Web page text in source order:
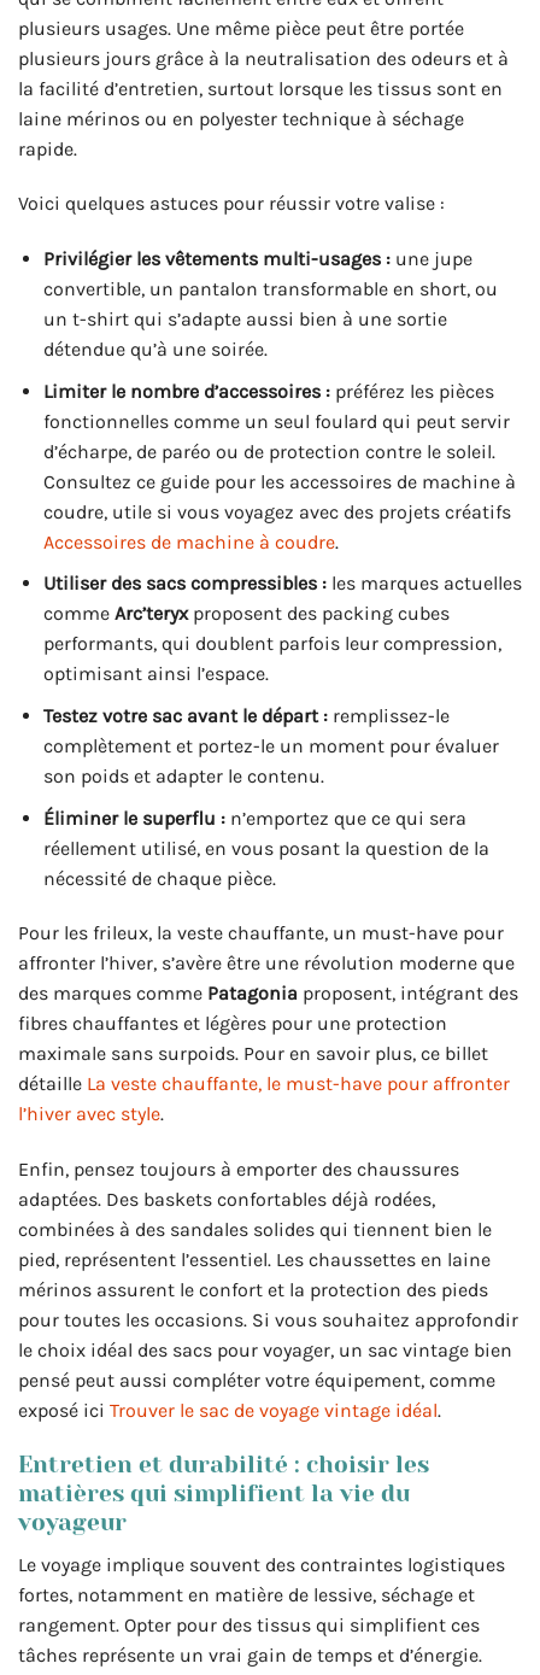
plusieurs usages. Une même pièce peut être portée
plusieurs jours grâce à la neutralisation des odeurs et à
la facilité d’entretien, surtout lorsque les tissus sont en
laine mérinos ou en polyester technique à séchage
rapide.
Voici quelques astuces pour réussir votre valise :
Privilégier les vêtements multi-usages :une jupe
convertible, un pantalon transformable en short, ou
un t-shirt qui s’adapte aussi bien à une sortie
détendue qu’à une soirée.
Limiter le nombre d’accessoires :préférez les pièces
fonctionnelles comme un seul foulard qui peut servir
d’écharpe, de paréo ou de protection contre le soleil.
Consultez ce guide pour les accessoires de machine à
coudre, utile si vous voyagez avec des projets créatifs
Accessoires de machine à coudre.
Utiliser des sacs compressibles :les marques actuelles
comme Arc’teryxproposent des packing cubes
performants, qui doublent parfois leur compression,
optimisant ainsi l’espace.
Testez votre sac avant le départ :remplissez-le
complètement et portez-le un moment pour évaluer
son poids et adapter le contenu.
Éliminer le superflu :n’emportez que ce qui sera
réellement utilisé, en vous posant la question de la
nécessité de chaque pièce.
Pour les frileux, la veste chauffante, un must-have pour
affronter l’hiver, s’avère être une révolution moderne que
des marques comme Patagonia proposent, intégrant des
fibres chauffantes et légères pour une protection
maximale sans surpoids. Pour en savoir plus, ce billet
détaille La veste chauffante, le must-have pour affronter
l’hiver avec style.
Enfin, pensez toujours à emporter des chaussures
adaptées. Des baskets confortables déjà rodées,
combinées à des sandales solides qui tiennent bien le
pied, représentent l’essentiel. Les chaussettes en laine
mérinos assurent le confort et la protection des pieds
pour toutes les occasions. Si vous souhaitez approfondir
le choix idéal des sacs pour voyager, un sac vintage bien
pensé peut aussi compléter votre équipement, comme
exposé ici Trouver le sac de voyage vintage idéal.
Entretien et durabilité : choisir les
matières qui simplifient la vie du
voyageur
Le voyage implique souvent des contraintes logistiques
fortes, notamment en matière de lessive, séchage et
rangement. Opter pour des tissus qui simplifient ces
tâches représente un vrai gain de temps et d’énergie.